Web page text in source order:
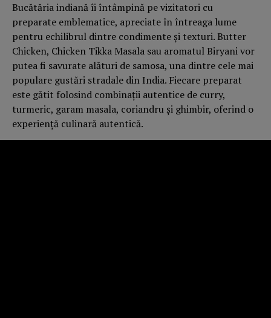
Bucătăria indiană îi întâmpină pe vizitatori cu
preparate emblematice, apreciate în întreaga lume
pentru echilibrul dintre condimente și texturi. Butter
Chicken, Chicken Tikka Masala sau aromatul Biryani vor
putea fi savurate alături de samosa, una dintre cele mai
populare gustări stradale din India. Fiecare preparat
este gătit folosind combinații autentice de curry,
turmeric, garam masala, coriandru și ghimbir, oferind o
experiență culinară autentică.